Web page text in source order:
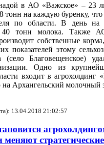
в АО «Важское» – 23
тонн на каждую буренку,
по области. В день на
40 тонн молока. Также
собственные
показателей этому
(село Благовещенское)
Одно из
входит в агрохолдинг
на Архангельский молочный
13.04.2018 21:02:57
меняют